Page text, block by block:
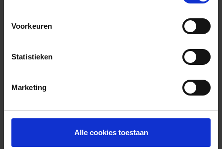
Voorkeuren
Statistieken
Marketing
Alle cookies toestaan